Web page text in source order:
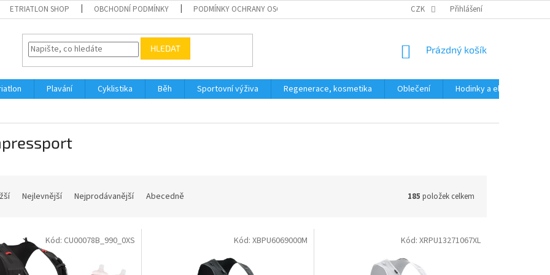
ETRIATLON SHOP OBCHODNÍ PODMÍNKY PODMÍNKY OCHRANY OSOBNÍCH ÚDAJŮ CZK Přihlášení
HLEDAT
NÁKUPNÍ
Prázdný košík
Plavání Cyklistika Běh Sportovní výživa Regenerace, kosmetika Oblečení
Hodinky a elektronika
Nejlevnější Nejprodávanější Abecedně 185 položek celkem
Kód: CU00078B_990_0XS Kód: XBPU6069000M Kód: XRPU13271067XL